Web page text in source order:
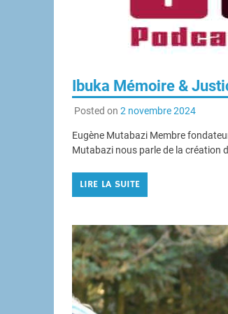
Ibuka Mémoire &
Posted on 2 novembre 2024
Eugène Mutabazi Membre
Mutabazi nous parle de la création
LIRE LA SUITE